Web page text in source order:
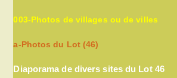
003-Photos de villages ou de villes
a-Photos du Lot (46)
Diaporama de divers sites du Lot 46